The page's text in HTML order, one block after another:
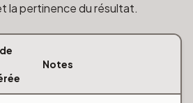
la pertinence du résultat.
Notes